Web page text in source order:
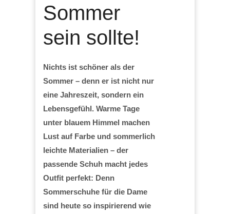
Sommer
sein sollte!
Nichts ist schöner als der
Sommer – denn er ist nicht nur
eine Jahreszeit, sondern ein
Lebensgefühl. Warme Tage
unter blauem Himmel machen
Lust auf Farbe und sommerlich
leichte Materialien – der
passende Schuh macht jedes
Outfit perfekt: Denn
Sommerschuhe für die Dame
sind heute so inspirierend wie